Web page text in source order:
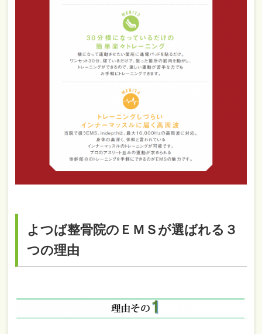
よつば整骨院のＥＭＳが選ばれる３
つの理由